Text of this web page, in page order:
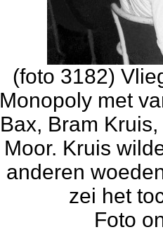
(foto 3182)
Monopoly met
Bax, Bram
Moor. Kruis
anderen
zei het
Foto